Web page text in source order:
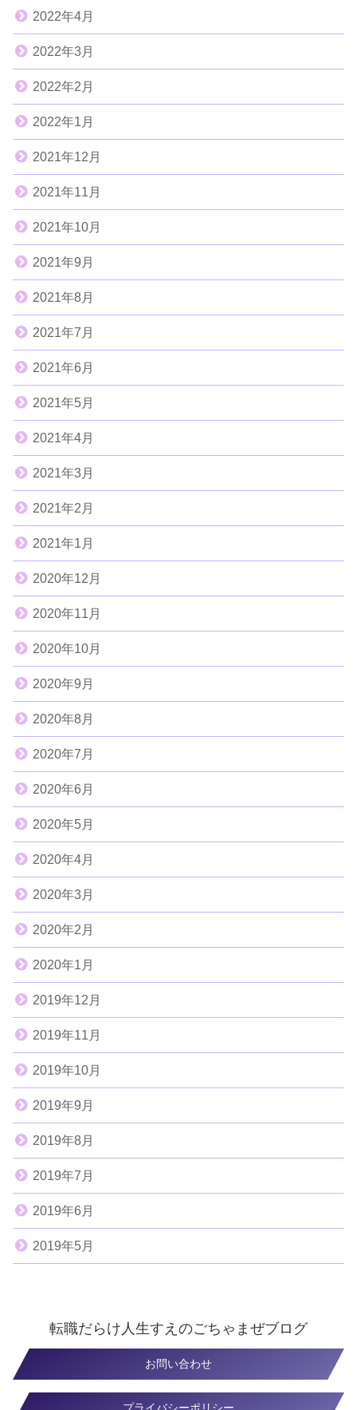
2022年4月
2022年3月
2022年2月
2022年1月
2021年12月
2021年11月
2021年10月
2021年9月
2021年8月
2021年7月
2021年6月
2021年5月
2021年4月
2021年3月
2021年2月
2021年1月
2020年12月
2020年11月
2020年10月
2020年9月
2020年8月
2020年7月
2020年6月
2020年5月
2020年4月
2020年3月
2020年2月
2020年1月
2019年12月
2019年11月
2019年10月
2019年9月
2019年8月
2019年7月
2019年6月
2019年5月
転職だらけ人生すえのごちゃまぜブログ
お問い合わせ